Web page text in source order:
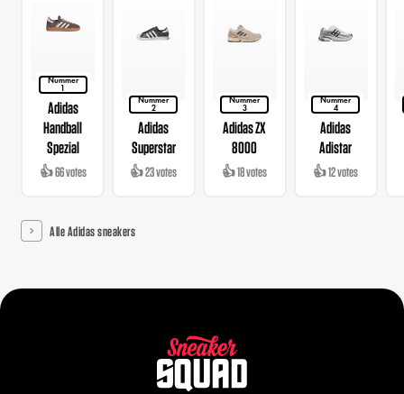
Nummer
1
Adidas
Handball
Spezial
👍 66 votes
Nummer
2
Adidas
Superstar
👍 23 votes
Nummer
3
Adidas ZX
8000
👍 18 votes
Nummer
4
Adidas
Adistar
👍 12 votes
Alle Adidas sneakers